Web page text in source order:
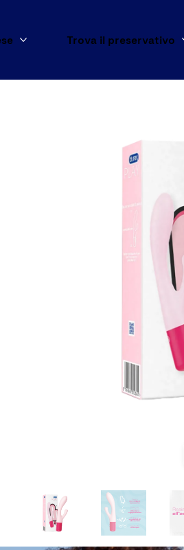
Mostra di più A Luci Accese
Trova il preservativo